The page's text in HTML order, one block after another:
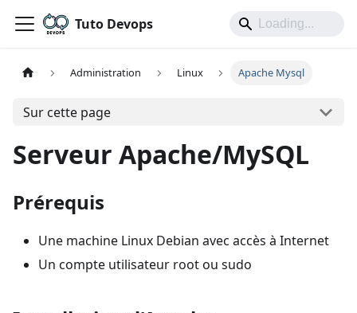
Tuto Devops
Administration Linux Apache Mysql
Sur cette page
Serveur Apache/MySQL
Prérequis
Une machine Linux Debian avec accès à Internet
Un compte utilisateur root ou sudo